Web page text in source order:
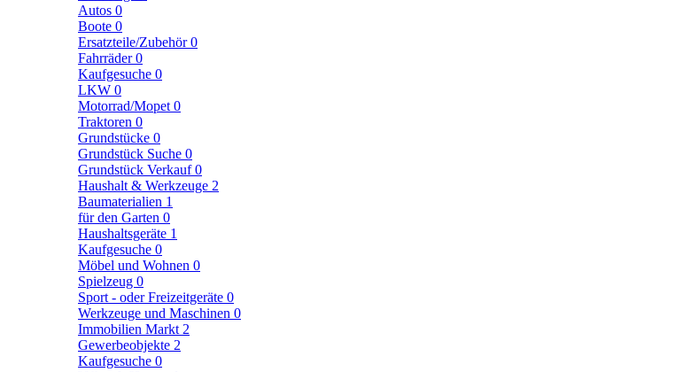
Autos 0
Boote 0
Ersatzteile/Zubehör0
Fahrräder0
Kaufgesuche 0
LKW 0
Motorrad/Mopet 0
Traktoren 0
Grundstücke 0
Grundstück Suche 0
Grundstück Verkauf0
Haushalt & Werkzeuge 2
Baumaterialien 1
für den Garten 0
Haushaltsgeräte 1
Kaufgesuche 0
Möbel und Wohnen 0
Spielzeug 0
Sport - oder Freizeitgeräte 0
Werkzeuge und Maschinen 0
Immobilien Markt 2
Gewerbeobjekte 2
Kaufgesuche 0